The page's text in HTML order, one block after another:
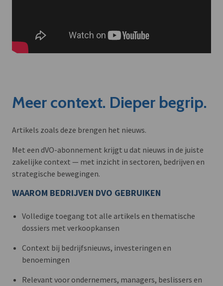
Meer context. Dieper begrip.
Artikels zoals deze brengen het nieuws.
Met een dVO-abonnement krijgt u dat nieuws in de juiste
zakelijke context — met inzicht in sectoren, bedrijven en
strategische bewegingen.
WAAROM BEDRIJVEN DVO GEBRUIKEN
Volledige toegang tot alle artikels en thematische
dossiers met verkoopkansen
Context bij bedrijfsnieuws, investeringen en
benoemingen
Relevant voor ondernemers, managers, beslissers en